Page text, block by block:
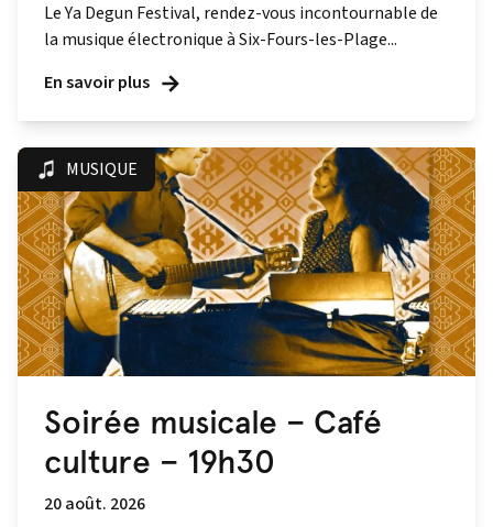
Le Ya Degun Festival, rendez-vous incontournable de
la musique électronique à Six-Fours-les-Plage...
En savoir plus
MUSIQUE
Soirée musicale – Café
culture – 19h30
20 août. 2026